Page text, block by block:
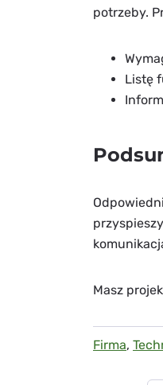
potrzeby.
Listę
Masz
Firma,